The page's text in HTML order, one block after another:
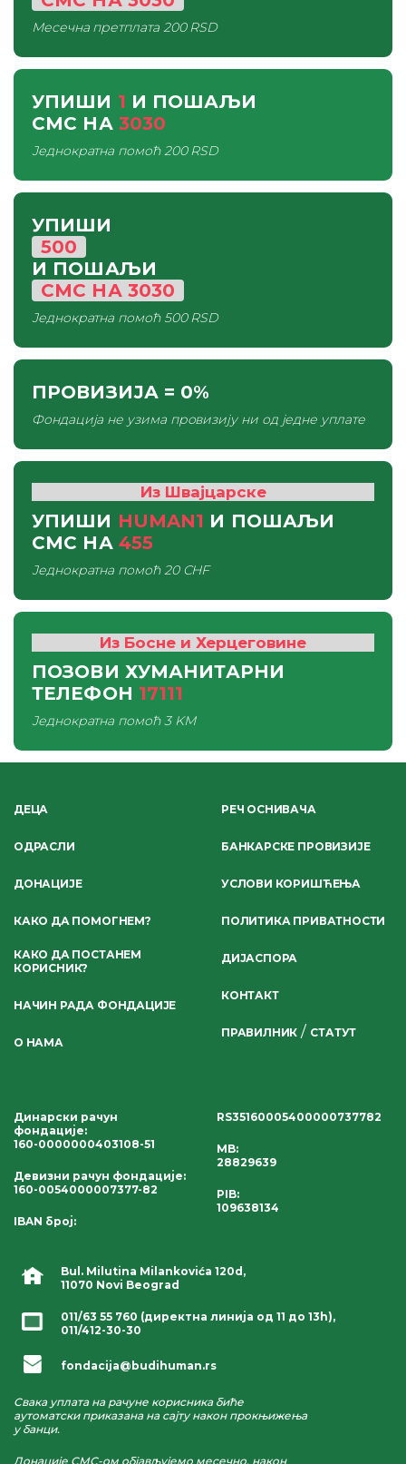
Месечна претплата200 RSD
УПИШИ 1 И ПОШАЉИ
СМС НА 3030
Једнократна помоћ200 RSD
УПИШИ
500
И ПОШАЉИ
СМС НА3030
Једнократна помоћ500 RSD
ПРОВИЗИЈА = 0%
Фондација не узима провизију ни од једне уплате
Из Швајцарске
УПИШИ HUMAN1 И ПОШАЉИ
СМС НА 455
Једнократна помоћ20 CHF
Из Босне и Херцеговине
ПОЗОВИ ХУМАНИТАРНИ
ТЕЛЕФОН 17111
Једнократна помоћ3 KM
Bul. Milutina Milankovića 120d,
11070 Novi Beograd
011/63 55 760 (директна линија од 11 до 13h),
011/412-30-30
fondacija@budihuman.rs
Свака уплата на рачуне корисника биће
аутоматски приказана на сајту након прокњижења
у банци.
Донације СМС-ом објављујемо месечно, након
ДЕЦА
ОДРАСЛИ
ДОНАЦИЈЕ
КАКО ДА ПОМОГНЕМ?
КАКО ДА ПОСТАНЕМ
КОРИСНИК?
НАЧИН РАДА ФОНДАЦИЈЕ
О НАМА
РЕЧ ОСНИВАЧА
БАНКАРСКЕ ПРОВИЗИЈЕ
УСЛОВИ КОРИШЋЕЊА
ПОЛИТИКА ПРИВАТНОСТИ
ДИЈАСПОРА
КОНТАКТ
ПРАВИЛНИК / СТАТУТ
Динарски рачун
фондације:
160-0000000403108-51
Девизни рачун фондације:
160-0054000007377-82
IBAN број:
RS35160005400000737782
MB:
28829639
PIB:
109638134